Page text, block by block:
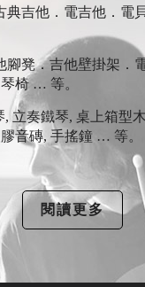
典吉他．電吉他．電
腳凳．吉他壁掛架．
椅 … 等。
, 立奏鐵琴, 桌上箱型
音磚, 手搖鐘 … 等。
閱讀更多